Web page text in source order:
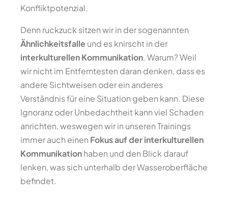
Konfliktpotenzial.
Denn ruckzuck sitzen wir in der sogenannten
Ähnlichkeitsfalle und es knirscht in der
interkulturellen Kommunikation. Warum? Weil
wir nicht im Entferntesten daran denken, dass es
andere Sichtweisen oder ein anderes
Verständnis für eine Situation geben kann. Diese
Ignoranz oder Unbedachtheit kann viel Schaden
anrichten, weswegen wir in unseren Trainings
immer auch einen Fokus auf der interkulturellen
Kommunikationhaben und den Blick darauf
lenken, was sich unterhalb der Wasseroberfläche
befindet.